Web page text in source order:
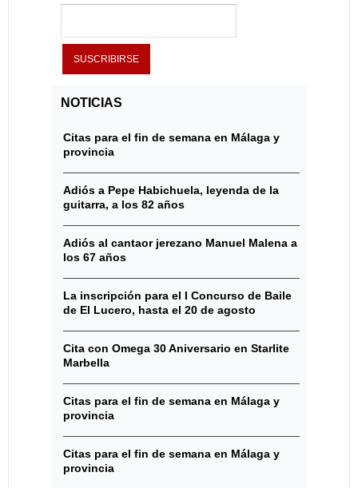
NOTICIAS
Citas para el fin de semana en Málaga y
provincia
Adiós a Pepe Habichuela, leyenda de la
guitarra, a los 82 años
Adiós al cantaor jerezano Manuel Malena a
los 67 años
La inscripción para el I Concurso de Baile
de El Lucero, hasta el 20 de agosto
Cita con Omega 30 Aniversario en Starlite
Marbella
Citas para el fin de semana en Málaga y
provincia
Citas para el fin de semana en Málaga y
provincia